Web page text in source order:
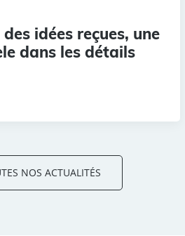
idées reçues, une
dans les détails
NOS ACTUALITÉS